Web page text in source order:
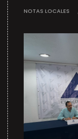
NOTAS LOCALES